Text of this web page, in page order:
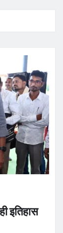
इतिहास